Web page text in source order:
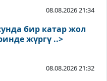
08.08.2026 21:34
бир катар жол
жүргү ..>
08.08.2026 21:32